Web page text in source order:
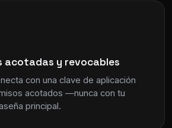
acotadas y revocables
con una clave de aplicación
acotados —nunca con tu
principal.